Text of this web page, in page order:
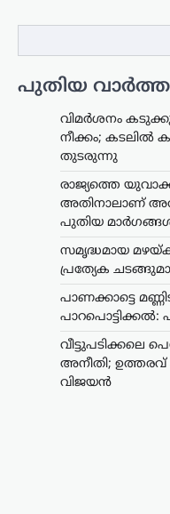
പുതിയ
വിമർശനം
നീക്കം; കടലിൽ
തുടരുന്നു
രാജ്യത്തെ
അതിനാലാണ്
പുതിയ
സമൃദ്ധമായ
പ്രത്യേക
പാണക്കാട്ടെ
പാറപൊട്ടിക്കൽ:
വീട്ടുപടിക്കലെ
അനീതി; ഉത്തരവ്
വിജയൻ